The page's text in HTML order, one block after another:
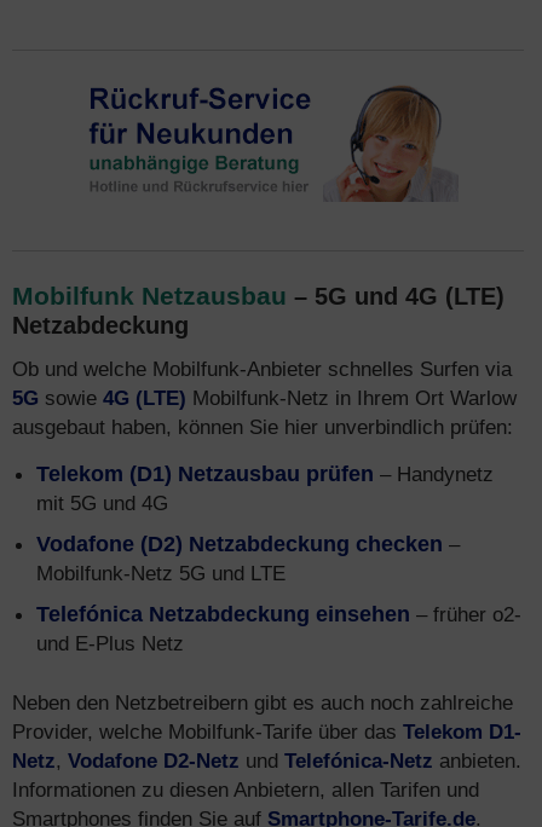
Mobilfunk Netzausbau – 5G und 4G (LTE)
Netzabdeckung
Ob und welche Mobilfunk-Anbieter schnelles Surfen via
5G sowie 4G (LTE) Mobilfunk-Netz in Ihrem Ort Warlow
ausgebaut haben, können Sie hier unverbindlich prüfen:
Telekom (D1) Netzausbau prüfen – Handynetz
mit 5G und 4G
Vodafone (D2) Netzabdeckung checken –
Mobilfunk-Netz 5G und LTE
Telefónica Netzabdeckung einsehen – früher o2-
und E-Plus Netz
Neben den Netzbetreibern gibt es auch noch zahlreiche
Provider, welche Mobilfunk-Tarife über das Telekom D1-
Netz, Vodafone D2-Netz und Telefónica-Netz anbieten.
Informationen zu diesen Anbietern, allen Tarifen und
Smartphones finden Sie auf Smartphone-Tarife.de.